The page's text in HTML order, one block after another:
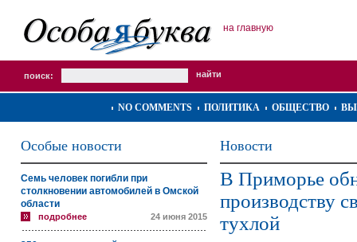
на главную
поиск:
NO COMMENTS ПОЛИТИКА ОБЩЕСТВО
Особые новости
Семь человек погибли при
столкновении автомобилей в Омской
области
подробнее 24 июня 2015
Новости
В Приморье
производству
тухлой